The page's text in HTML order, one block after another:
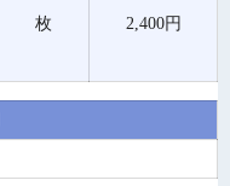
枚 2,400円